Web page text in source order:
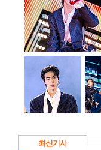
최신기사